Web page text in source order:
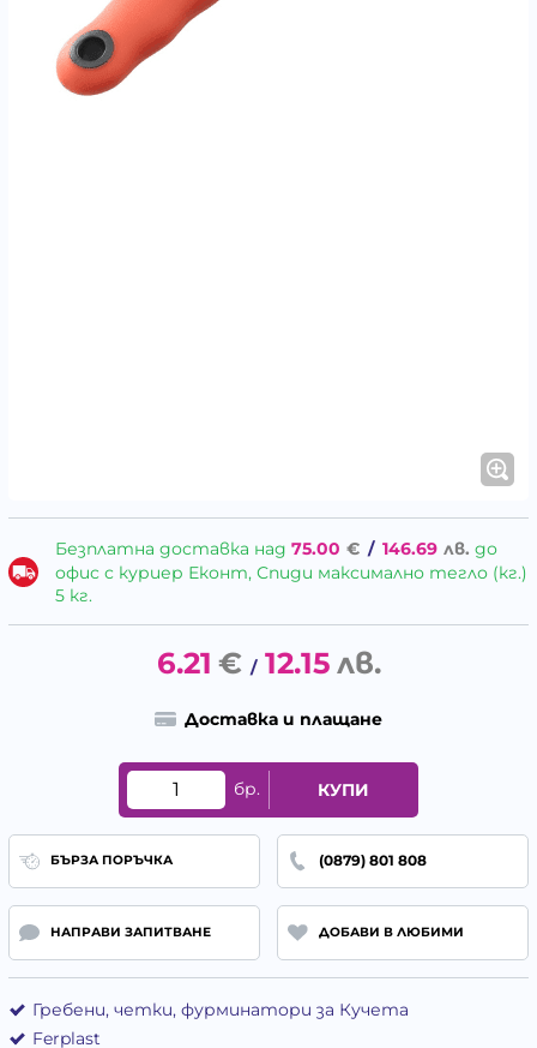
Безплатна доставка над 75.00 € / 146.69 лв. до
офис с куриер Еконт, Спиди максимално тегло (кг.)
5 кг.
6.21 € / 12.15 лв.
Доставка и плащане
бр. КУПИ
БЪРЗА ПОРЪЧКА (0879) 801 808
НАПРАВИ ЗАПИТВАНЕ ДОБАВИ В ЛЮБИМИ
Гребени, четки, фурминатори за Кучета
Ferplast